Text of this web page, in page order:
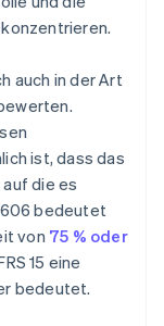
auch in der Art
ist, dass das
die es
606 bedeutet
von 75 % oder
15 eine
bedeutet.